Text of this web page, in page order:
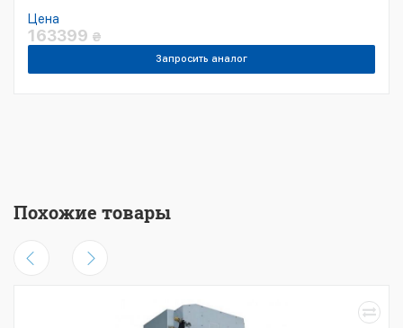
Цена
163399 ₴
Запросить аналог
Похожие товары